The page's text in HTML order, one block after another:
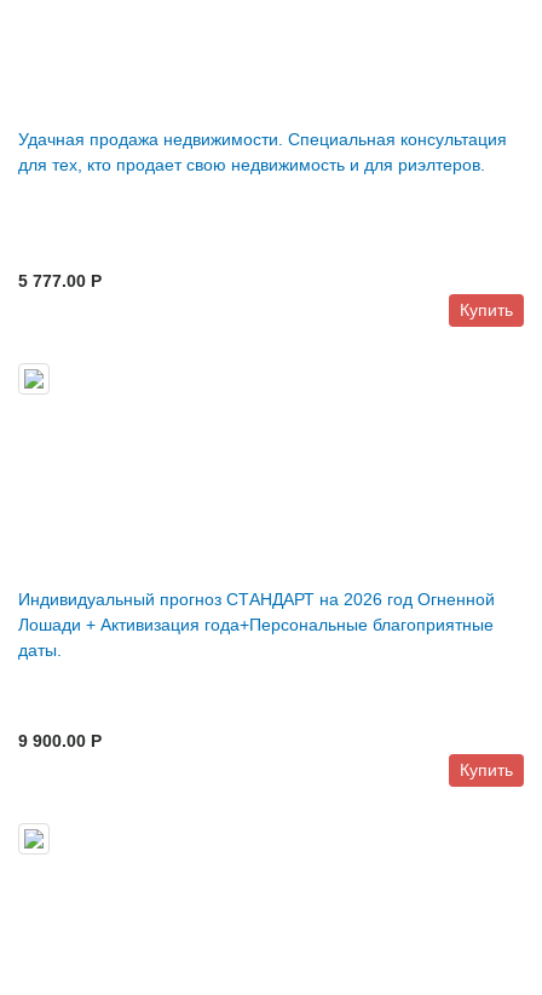
Удачная продажа недвижимости. Специальная консультация
для тех, кто продает свою недвижимость и для риэлтеров.
5 777.00 P
Купить
Индивидуальный прогноз СТАНДАРТ на 2026 год Огненной
Лошади + Активизация года+Персональные благоприятные
даты.
9 900.00 P
Купить